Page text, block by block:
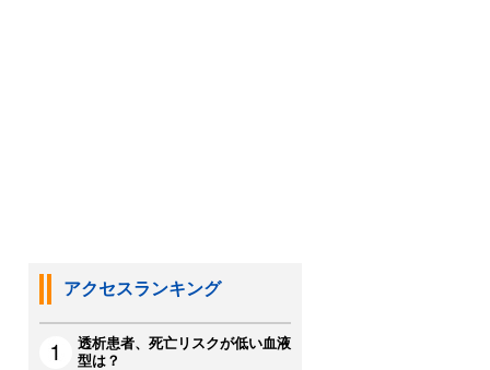
アクセスランキング
透析患者、死亡リスクが低い血液
型は？